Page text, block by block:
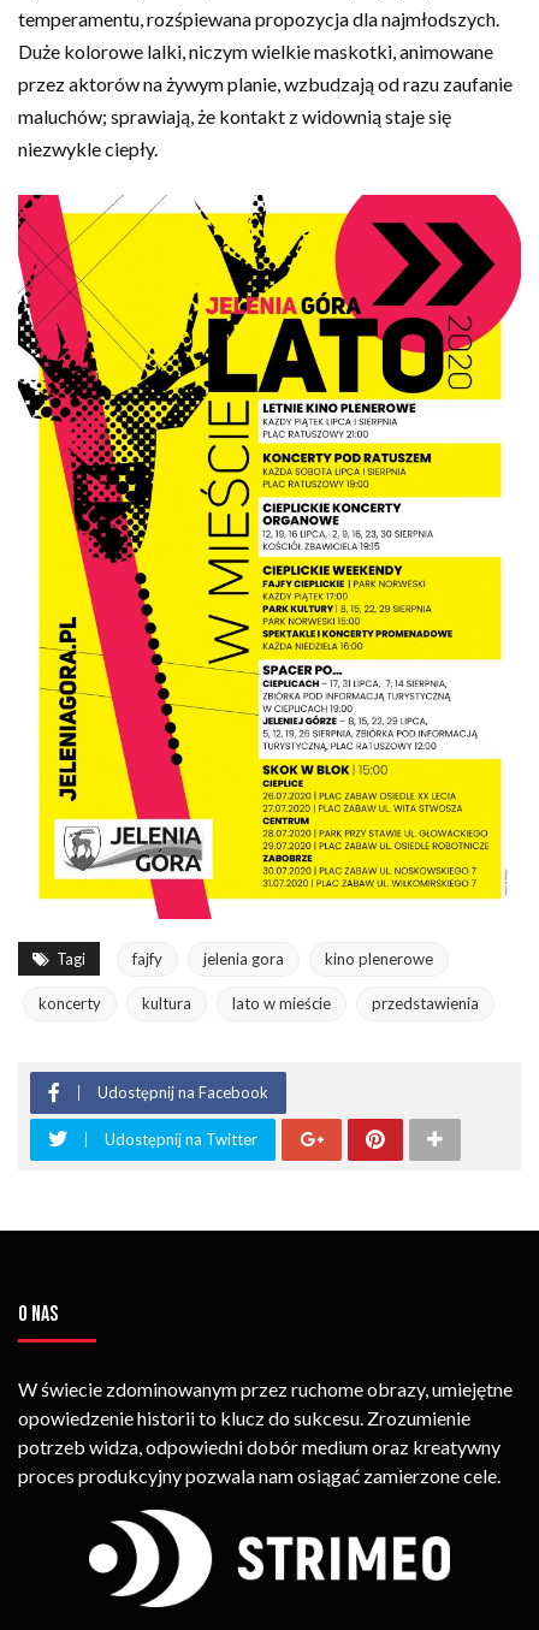
temperamentu, rozśpiewana propozycja dla najmłodszych.
Duże kolorowe lalki, niczym wielkie maskotki, animowane
przez aktorów na żywym planie, wzbudzają od razu zaufanie
maluchów; sprawiają, że kontakt z widownią staje się
niezwykle ciepły.
Tagi fajfy jelenia gora kino plenerowe
koncerty kultura lato w mieście przedstawienia
Udostępnij na Facebook
Udostępnij na Twitter
O NAS
W świecie zdominowanym przez ruchome obrazy, umiejętne
opowiedzenie historii to klucz do sukcesu. Zrozumienie
potrzeb widza, odpowiedni dobór medium oraz kreatywny
proces produkcyjny pozwala nam osiągać zamierzone cele.